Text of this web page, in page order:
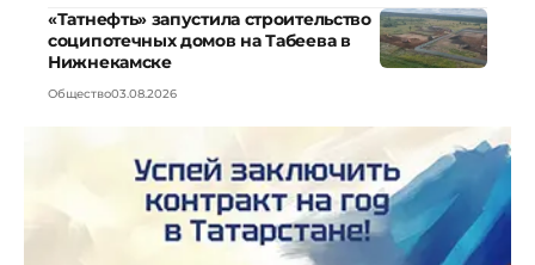
«Татнефть» запустила строительство
соципотечных домов на Табеева в
Нижнекамске
Общество03.08.2026